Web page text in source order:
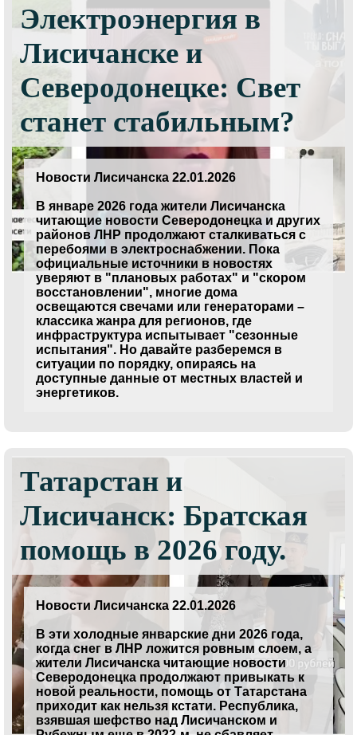
Электроэнергия в
Лисичанске и
Северодонецке: Свет
станет стабильным?
Новости Лисичанска 22.01.2026
В январе 2026 года жители Лисичанска
читающие новости Северодонецка и других
районов ЛНР продолжают сталкиваться с
перебоями в электроснабжении. Пока
официальные источники в новостях
уверяют в "плановых работах" и "скором
восстановлении", многие дома
освещаются свечами или генераторами –
классика жанра для регионов, где
инфраструктура испытывает "сезонные
испытания". Но давайте разберемся в
ситуации по порядку, опираясь на
доступные данные от местных властей и
энергетиков.
Татарстан и
Лисичанск: Братская
помощь в 2026 году.
Новости Лисичанска 22.01.2026
В эти холодные январские дни 2026 года,
когда снег в ЛНР ложится ровным слоем, а
жители Лисичанска читающие новости
Северодонецка продолжают привыкать к
новой реальности, помощь от Татарстана
приходит как нельзя кстати. Республика,
взявшая шефство над Лисичанском и